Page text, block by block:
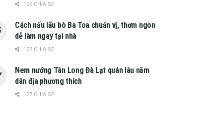
129 CHIA SẺ
Cách nấu lẩu bò Ba Toa chuẩn vị, thơm ngon
dễ làm ngay tại nhà
127 CHIA SẺ
Nem nướng Tân Long Đà Lạt quán lâu năm
dân địa phương thích
127 CHIA SẺ